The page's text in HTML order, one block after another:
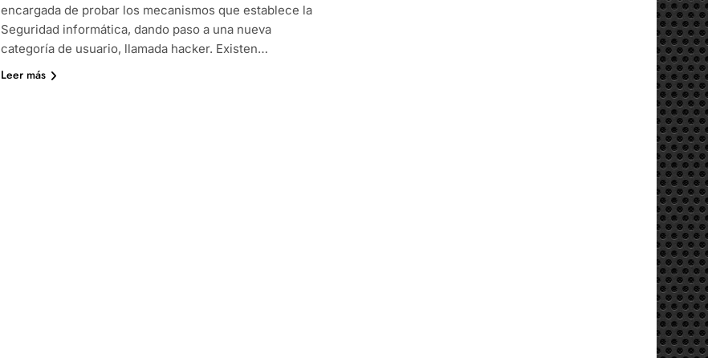
encargada de probar los mecanismos que establece la
Seguridad informática, dando paso a una nueva
categoría de usuario, llamada hacker. Existen…
Leer más